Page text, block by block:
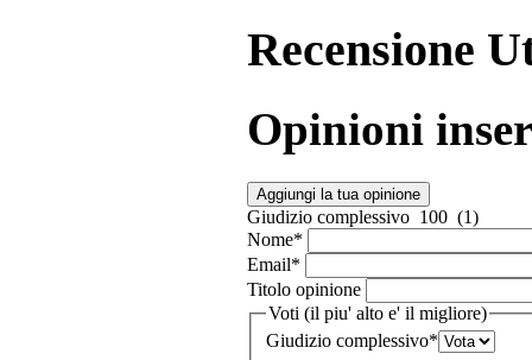
Recensione
Opinioni
Aggiungi la tua opinione
Giudizio complessivo 100 (1)
Nome*
Email*
Titolo opinione
Voti (il piu' alto e' il migliore)
Giudizio complessivo*